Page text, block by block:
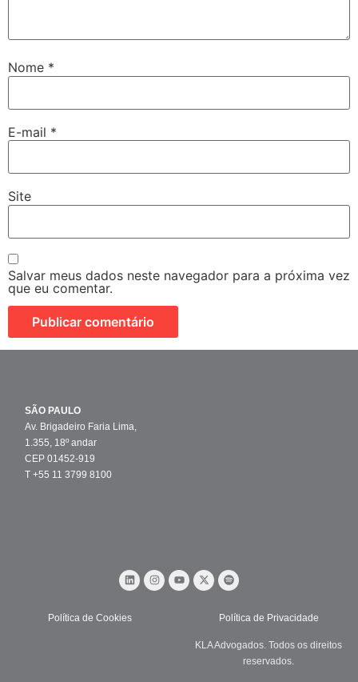
Nome *
E-mail *
Site
Salvar meus dados neste navegador para a próxima vez
que eu comentar.
SÃO PAULO
Av. Brigadeiro Faria Lima,
1.355, 18º andar
CEP 01452-919
T +55 11 3799 8100
Política de Cookies Política de Privacidade
KLA Advogados. Todos os direitos
reservados.